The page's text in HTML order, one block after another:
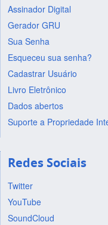
Assinador Digital
Gerador GRU
Sua Senha
Esqueceu sua senha?
Cadastrar Usuário
Livro Eletrônico
Dados abertos
Suporte a Propriedade
Redes Sociais
Twitter
YouTube
SoundCloud